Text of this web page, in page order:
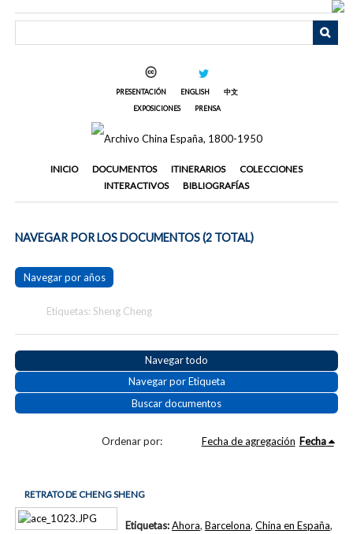
PRESENTACIÓN ENGLISH
中文
EXPOSICIONES
PRENSA
INICIO DOCUMENTOS ITINERARIOS
COLECCIONES
INTERACTIVOS
BIBLIOGRAFÍAS
NAVEGAR POR LOS DOCUMENTOS (2 TOTAL)
Navegar por años
Etiquetas: Sheng Cheng
Navegar todo
Navegar por Etiqueta
Buscar documentos
Ordenar por: Fecha de agregación Fecha
RETRATO DE CHENG SHENG
Etiquetas:Ahora, Barcelona, China en España,